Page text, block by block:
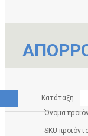
Κατάταξη
Όνομα
SKU